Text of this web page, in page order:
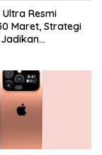
Resmi
Maret, Strategi